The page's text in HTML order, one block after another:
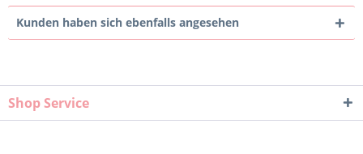
Kunden haben sich ebenfalls angesehen
Shop Service